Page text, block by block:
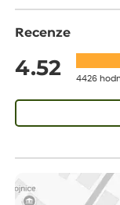
Recenze
4.52 4426
Vše přišlo
velice dobře